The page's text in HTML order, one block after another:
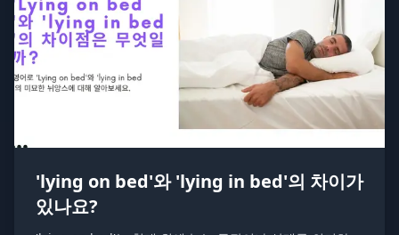
'lying on bed'와 'lying in bed'의 차이가
있나요?